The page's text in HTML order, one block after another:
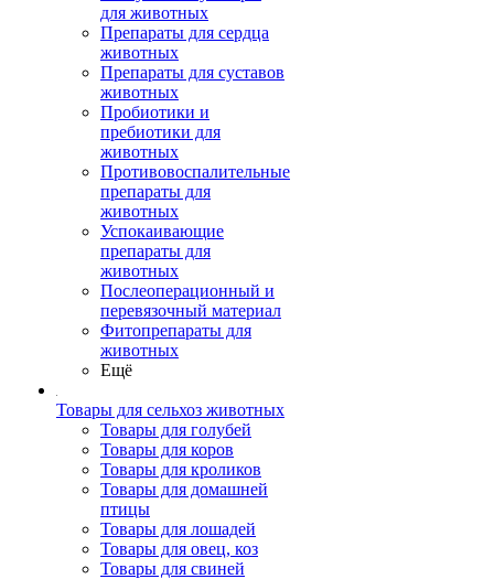
для животных
Препараты для сердца
животных
Препараты для суставов
животных
Пробиотики и
пребиотики для
животных
Противовоспалительные
препараты для
животных
Успокаивающие
препараты для
животных
Послеоперационный и
перевязочный материал
Фитопрепараты для
животных
Ещё
Товары для сельхоз животных
Товары для голубей
Товары для коров
Товары для кроликов
Товары для домашней
птицы
Товары для лошадей
Товары для овец, коз
Товары для свиней